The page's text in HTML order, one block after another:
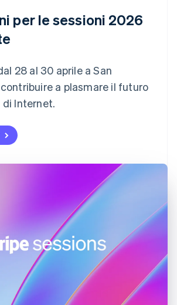
per le sessioni 2026
28 al 30 aprile a San
a plasmare il futuro
Internet.